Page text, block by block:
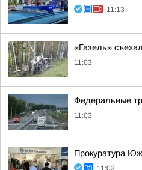
11:13
«Газель»
11:03
Федеральные
11:03
Прокуратура
11:03